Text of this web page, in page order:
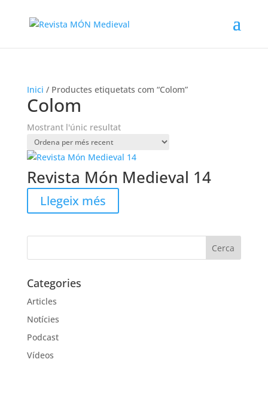
Inici / Productes etiquetats com “Colom”
Colom
Mostrant l'únic resultat
Revista Món Medieval 14
Llegeix més
Categories
Articles
Notícies
Podcast
Vídeos